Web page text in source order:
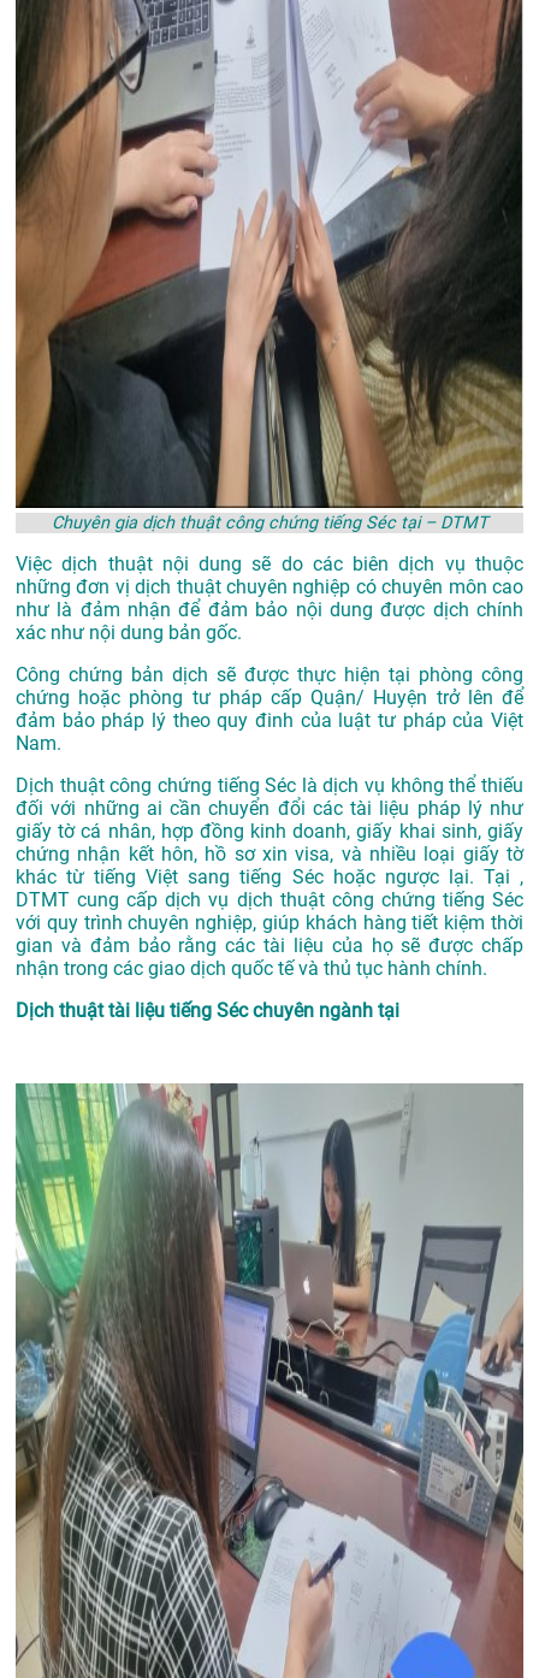
Chuyên gia dịch thuật công chứng tiếng Séc tại – DTMT
Việc dịch thuật nội dung sẽ do các biên dịch vụ thuộc
những đơn vị dịch thuật chuyên nghiệp có chuyên môn cao
như là đảm nhận để đảm bảo nội dung được dịch chính
xác như nội dung bản gốc.
Công chứng bản dịch sẽ được thực hiện tại phòng công
chứng hoặc phòng tư pháp cấp Quận/ Huyện trở lên để
đảm bảo pháp lý theo quy đinh của luật tư pháp của Việt
Nam.
Dịch thuật công chứng tiếng Séc là dịch vụ không thể thiếu
đối với những ai cần chuyển đổi các tài liệu pháp lý như
giấy tờ cá nhân, hợp đồng kinh doanh, giấy khai sinh, giấy
chứng nhận kết hôn, hồ sơ xin visa, và nhiều loại giấy tờ
khác từ tiếng Việt sang tiếng Séc hoặc ngược lại. Tại ,
DTMT cung cấp dịch vụ dịch thuật công chứng tiếng Séc
với quy trình chuyên nghiệp, giúp khách hàng tiết kiệm thời
gian và đảm bảo rằng các tài liệu của họ sẽ được chấp
nhận trong các giao dịch quốc tế và thủ tục hành chính.
Dịch thuật tài liệu tiếng Séc chuyên ngành tại